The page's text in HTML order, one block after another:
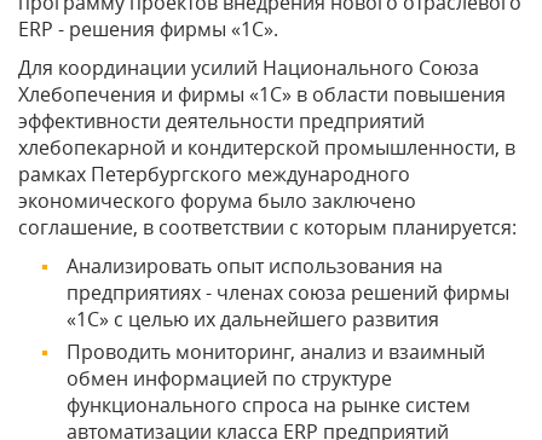
ERP - решения фирмы «1С».
Для координации усилий Национального Союза
Хлебопечения и фирмы «1С» в области повышения
эффективности деятельности предприятий
хлебопекарной и кондитерской промышленности, в
рамках Петербургского международного
экономического форума было заключено
соглашение, в соответствии с которым планируется:
Анализировать опыт использования на
предприятиях - членах союза решений фирмы
«1С» с целью их дальнейшего развития
Проводить мониторинг, анализ и взаимный
обмен информацией по структуре
функционального спроса на рынке систем
автоматизации класса ERP предприятий